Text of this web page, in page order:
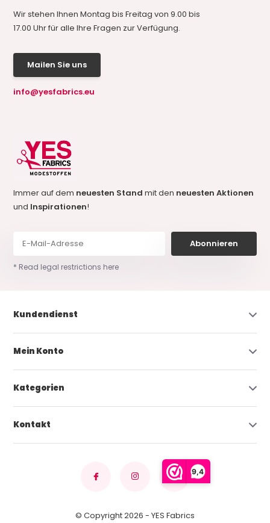
9,4
Wir stehen Ihnen Montag bis Freitag von 9.00 bis
17.00 Uhr für alle Ihre Fragen zur Verfügung.
Mailen Sie uns
info@yesfabrics.eu
Immer auf dem neuesten Standmit den neuesten Aktionen
und Inspirationen!
Abonnieren
* Read legal restrictions here
Kundendienst
Mein Konto
Kategorien
Kontakt
© Copyright 2026 - YES Fabrics